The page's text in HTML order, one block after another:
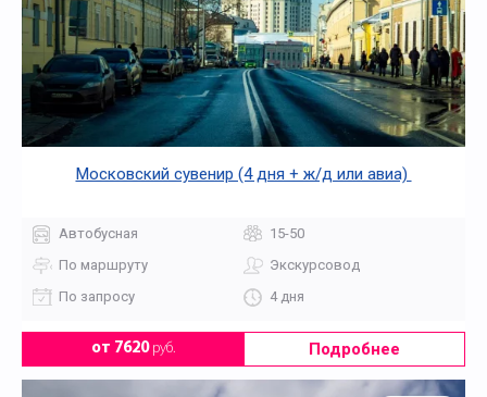
Московский сувенир (4 дня + ж/д или авиа)
Автобусная
15-50
По маршруту
Экскурсовод
По запросу
4 дня
от 7620руб. Подробнее